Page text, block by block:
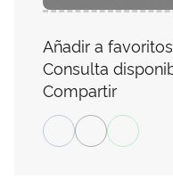
Añadir a favoritos
Consulta
Compartir